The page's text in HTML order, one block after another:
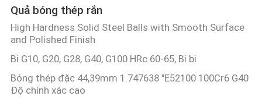
Quả bóng thép rắn
High Hardness Solid Steel Balls with Smooth Surface
and Polished Finish
Bi G10, G20, G28, G40, G100 HRc 60-65, Bi bi
Bóng thép đặc 44,39mm 1.747638 "E52100 100Cr6 G40
Độ chính xác cao